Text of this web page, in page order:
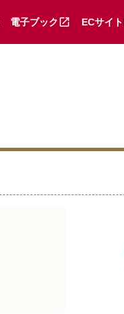
電子ブック open_in_new ECサイト